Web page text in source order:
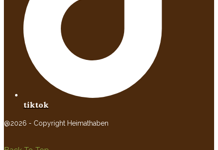
tiktok
@2026 - Copyright Heimathaben